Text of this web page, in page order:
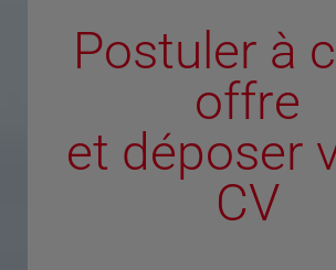
Postuler à
offre
et déposer
CV